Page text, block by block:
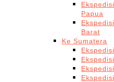
Papua
Barat
Ke Sumatera